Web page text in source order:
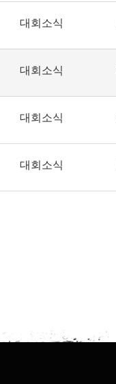
대회소식
대회소식
대회소식
대회소식